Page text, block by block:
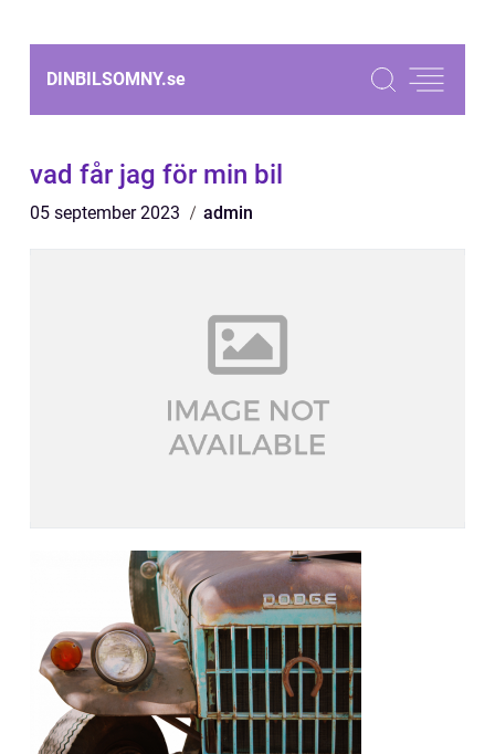
DINBILSOMNY.se
vad får jag för min bil
05 september 2023 admin